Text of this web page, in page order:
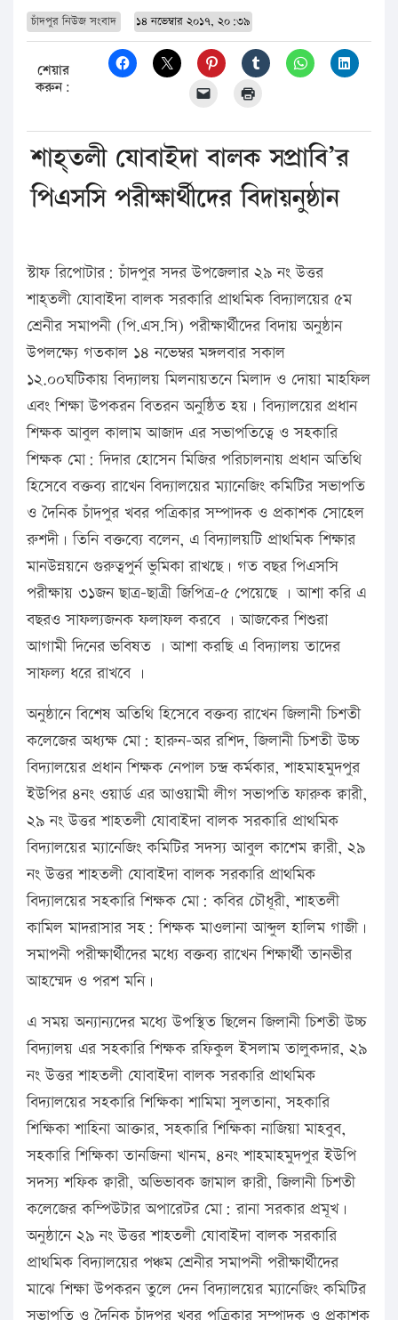
চাঁদপুর নিউজ সংবাদ ১৪ নভেম্বার ২০১৭, ২০:৩৯
শেয়ার
করুন:
শাহ্তলী যোবাইদা বালক সপ্রাবি’র
পিএসসি পরীক্ষার্থীদের বিদায়নুষ্ঠান
স্টাফ রিপোটার: চাঁদপুর সদর উপজেলার ২৯ নং উত্তর
শাহ্তলী যোবাইদা বালক সরকারি প্রাথমিক বিদ্যালয়ের ৫ম
শ্রেনীর সমাপনী (পি.এস.সি) পরীক্ষার্থীদের বিদায় অনুষ্ঠান
উপলক্ষ্যে গতকাল ১৪ নভেম্বর মঙ্গলবার সকাল
১২.০০ঘটিকায় বিদ্যালয় মিলনায়তনে মিলাদ ও দোয়া মাহফিল
এবং শিক্ষা উপকরন বিতরন অনুষ্ঠিত হয়। বিদ্যালয়ের প্রধান
শিক্ষক আবুল কালাম আজাদ এর সভাপতিত্বে ও সহকারি
শিক্ষক মো: দিদার হোসেন মিজির পরিচালনায় প্রধান অতিথি
হিসেবে বক্তব্য রাখেন বিদ্যালয়ের ম্যানেজিং কমিটির সভাপতি
ও দৈনিক চাঁদপুর খবর পত্রিকার সম্পাদক ও প্রকাশক সোহেল
রুশদী। তিনি বক্তব্যে বলেন, এ বিদ্যালয়টি প্রাথমিক শিক্ষার
মানউন্নয়নে গুরুত্বপুর্ন ভুমিকা রাখছে। গত বছর পিএসসি
পরীক্ষায় ৩১জন ছাত্র-ছাত্রী জিপিত্র-৫ পেয়েছে । আশা করি এ
বছরও সাফল্যজনক ফলাফল করবে । আজকের শিশুরা
আগামী দিনের ভবিষত । আশা করছি এ বিদ্যালয় তাদের
সাফল্য ধরে রাখবে ।
অনুষ্ঠানে বিশেষ অতিথি হিসেবে বক্তব্য রাখেন জিলানী চিশতী
কলেজের অধ্যক্ষ মো: হারুন-অর রশিদ, জিলানী চিশতী উচ্চ
বিদ্যালয়ের প্রধান শিক্ষক নেপাল চন্দ্র কর্মকার, শাহমাহমুদপুর
ইউপির ৪নং ওয়ার্ড এর আওয়ামী লীগ সভাপতি ফারুক ক্বারী,
২৯ নং উত্তর শাহতলী যোবাইদা বালক সরকারি প্রাথমিক
বিদ্যালয়ের ম্যানেজিং কমিটির সদস্য আবুল কাশেম ক্বারী, ২৯
নং উত্তর শাহতলী যোবাইদা বালক সরকারি প্রাথমিক
বিদ্যালয়ের সহকারি শিক্ষক মো: কবির চৌধূরী, শাহতলী
কামিল মাদরাসার সহ: শিক্ষক মাওলানা আব্দুল হালিম গাজী।
সমাপনী পরীক্ষার্থীদের মধ্যে বক্তব্য রাখেন শিক্ষার্থী তানভীর
আহম্মেদ ও পরশ মনি।
এ সময় অন্যান্যদের মধ্যে উপস্থিত ছিলেন জিলানী চিশতী উচ্চ
বিদ্যালয় এর সহকারি শিক্ষক রফিকুল ইসলাম তালুকদার, ২৯
নং উত্তর শাহতলী যোবাইদা বালক সরকারি প্রাথমিক
বিদ্যালয়ের সহকারি শিক্ষিকা শামিমা সুলতানা, সহকারি
শিক্ষিকা শাহিনা আক্তার, সহকারি শিক্ষিকা নাজিয়া মাহবুব,
সহকারি শিক্ষিকা তানজিনা খানম, ৪নং শাহমাহমুদপুর ইউপি
সদস্য শফিক ক্বারী, অভিভাবক জামাল ক্বারী, জিলানী চিশতী
কলেজের কম্পিউটার অপারেটর মো: রানা সরকার প্রমূখ।
অনুষ্ঠানে ২৯ নং উত্তর শাহতলী যোবাইদা বালক সরকারি
প্রাথমিক বিদ্যালয়ের পঞ্চম শ্রেনীর সমাপনী পরীক্ষার্থীদের
মাঝে শিক্ষা উপকরন তুলে দেন বিদ্যালয়ের ম্যানেজিং কমিটির